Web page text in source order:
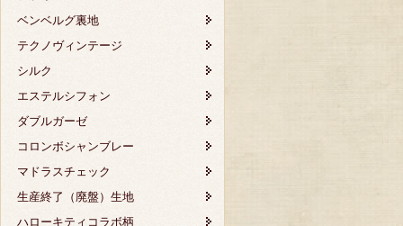
ベンベルグ裏地
テクノヴィンテージ
シルク
エステルシフォン
ダブルガーゼ
コロンボシャンブレー
マドラスチェック
生産終了（廃盤）生地
ハローキティコラボ柄